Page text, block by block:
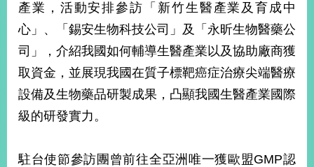
產業，活動安排參訪「新竹生醫產業及育成中
心」、「錫安生物科技公司」及「永昕生物醫藥公
司」，介紹我國如何輔導生醫產業以及協助廠商獲
取資金，並展現我國在質子標靶癌症治療尖端醫療
設備及生物藥品研製成果，凸顯我國生醫產業國際
級的研發實力。
駐台使節參訪團曾前往全亞洲唯一獲歐盟GMP認